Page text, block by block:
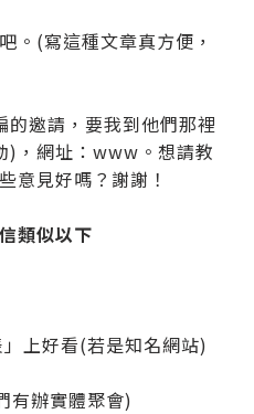
。(寫這種文章真方便，
邀請，要我到他們那裡
)，網址：www。想請教
意見好嗎？謝謝！
類似以下
上好看(若是知名網站)
有辦實體聚會)